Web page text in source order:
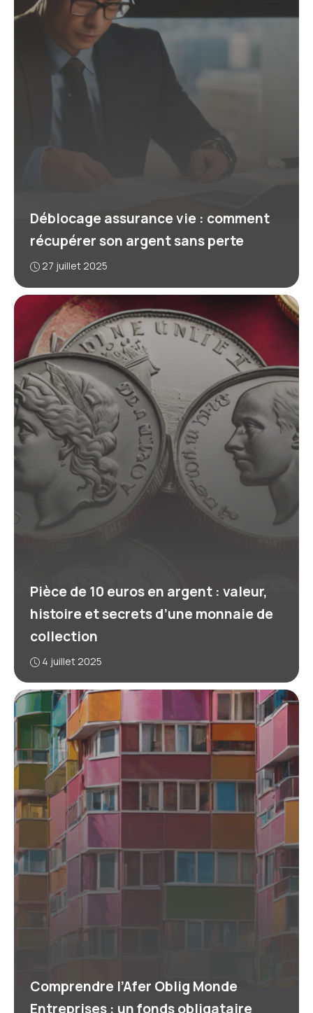
Déblocage assurance vie : comment
récupérer son argent sans perte
27 juillet 2025
Pièce de 10 euros en argent : valeur,
histoire et secrets d’une monnaie de
collection
4 juillet 2025
Comprendre l’Afer Oblig Monde
Entreprises : un fonds obligataire